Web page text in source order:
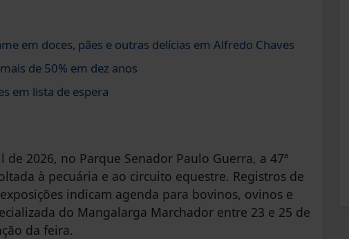
em doces, pães e outras delícias em Alfredo Chaves
de 50% em dez anos
em lista de espera
2026, no Parque Senador Paulo Guerra, a 47ª
à pecuária e ao circuito equestre. Registros de
indicam agenda para bovinos, ovinos e
do Mangalarga Marchador entre 23 e 25 de
da feira.